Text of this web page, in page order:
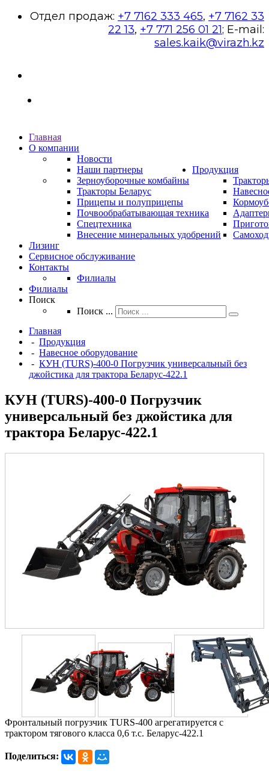
Отдел продаж: +7 7162 333 465, +7 7162 33
22 13, +7 771 256 01 21; E-mail:
sales.kaik@virazh.kz
Главная
О компании
Новости
Наши партнеры
Продукция
Зерноуборочные комбайны
Тракторы Беларус
Прицепы и полуприцепы
Почвообрабатывающая техника
Спецтехника
Внесение минеральных удобрений
Лизинг
Сервисное обслуживание
Контакты
Филиалы
Филиалы
Поиск
Поиск ...
Главная
- Продукция
- Навесное оборудование
- КУН (TURS)-400-0 Погрузчик универсальный без
джойстика для трактора Беларус-422.1
КУН (TURS)-400-0 Погрузчик
универсальный без джойстика для
трактора Беларус-422.1
Фронтальный погрузчик TURS-400 агрегатируется с
трактором тягового класса 0,6 т.с. Беларус-422.1
Поделиться: